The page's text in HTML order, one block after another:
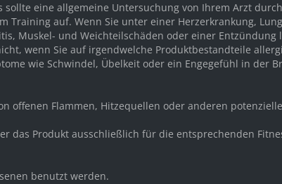
sollte eine allgemeine Untersuchung von Ihrem Arzt
Training auf. Wenn Sie unter einer Herzerkrankung,
Muskel- und Weichteilschäden oder einer
wenn Sie auf irgendwelche Produktbestandteile
wie Schwindel, Übelkeit oder ein Engegefühl in der
offenen Flammen, Hitzequellen oder anderen
das Produkt ausschließlich für die entsprechenden
benutzt werden.